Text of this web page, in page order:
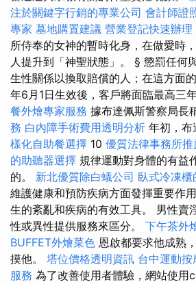
注於關鍵字行銷的專業公司 會計師證
專家 墓地購置建議 營業登記快速辦理
所侍奉的女神的暫時化身，在做愛時
人提升到「神聖狀態」。 § 懲罰任何
生性關係以換取賠償的人；在這方面
年6月1日生效後，客戶將面臨最高三
餐外燴專家服務 據布達佩斯警察局長
務 白內障手術費用透明分析 年初，布
樣化自助餐選擇 10 優質法律事務所推
的助聽器選擇 規律運動對身體的有益
的。 新北優質除白蟻公司 臥式冷凍
維護健康和預防疾病方面發揮重要作
生的紊亂和疾病的有效工具。 男性賣
性或異性提供服務來區分。 下午茶外
BUFFET外燴菜色 恩啟都要求他成熟
摸他。 塔位價格透明資訊 台中運動按
服務 為了改善使用者體驗，網站使用